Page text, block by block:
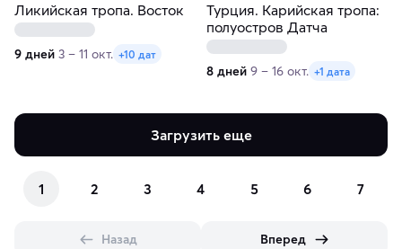
Ликийская тропа. Восток
9 дней 3 – 11 окт. +10 дат
Турция. Карийская тропа:
полуостров Датча
8 дней 9 – 16 окт. +1 дата
Загрузить еще
1 2 3 4 5 6 7
Назад Вперед